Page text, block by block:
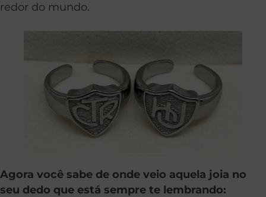
redor do mundo.
Agora você sabe de onde veio aquela joia no
seu dedo que está sempre te lembrando: